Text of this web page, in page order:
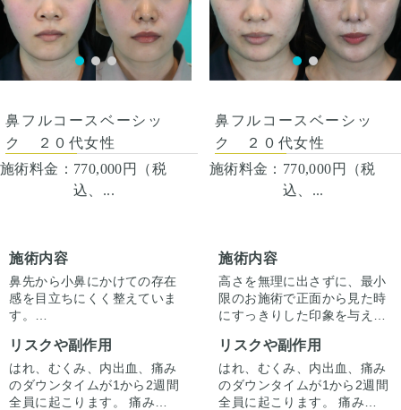
ました。
プロテーゼで鼻筋が鼻先にか
けて自然な高さになるように
調整しました。
内側＋外側法での小鼻縮小も
鼻先、小鼻がスッキリした印
象になっています。
くなってきます。
ラインを作りました。
オトガイ形成は、後ろに下が
っている顎先の骨をそのまま
前に出す施術のため、正面か
ら見た時の顎先の長さがどう
そのため、同時に中抜きもす
ることで顎の長さを同じくら
い、もしくは短くしつつ前に
出すことが可能です。
全体としてスッキリとし、華
した。腫れむくみは落ちつい
ていますが、ここからよりシ
ュッとなり、術後半年で完成
になります。
ます。 仕上がりには個人差が
あるので、手術を受けた人全
員がこの写真の様な変化をす
るわけではありませんのでご
注意下さい。 カウンセリング
で、その方一人一人の状態を
ふまえて、治療法をご提案し
ます。
鼻フルコースベーシッ
ク ２０代女性
施術料金： 770,000円（税
込、...
施術内容
鼻先から小鼻にかけての存在
感を目立ちにくく整えていま
す。
で下向きになるよう縫合固定
しています。
術後1ヶ月だとまだ傷跡は目
立つ時期です。
リスクや副作用
はれ、むくみ、内出血、痛み
のダウンタイムが1から2週間
全員に起こります。 痛みは3
術後１ヶ月
鼻フルコースベーシッ
ク ２０代女性
施術料金： 770,000円（税
込、...
施術内容
高さを無理に出さずに、最小
限のお施術で正面から見た時
にすっきりした印象を与える
リスクや副作用
はれ、むくみ、内出血、痛み
のダウンタイムが1から2週間
全員に起こります。 痛みは3